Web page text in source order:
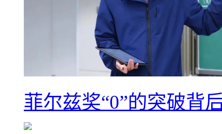
菲尔兹奖“0”的突破背